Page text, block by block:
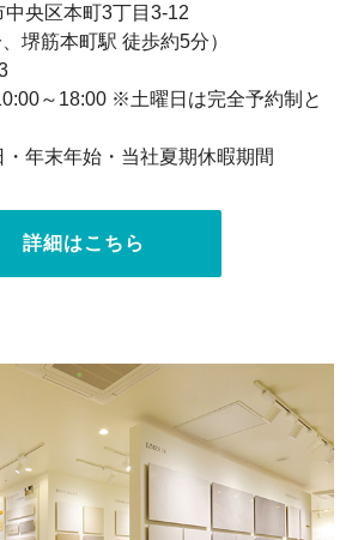
央区本町3丁目3-12
堺筋本町駅 徒歩約5分）
～18:00 ※土曜日は完全予約制と
年末年始・当社夏期休暇期間
詳細はこちら